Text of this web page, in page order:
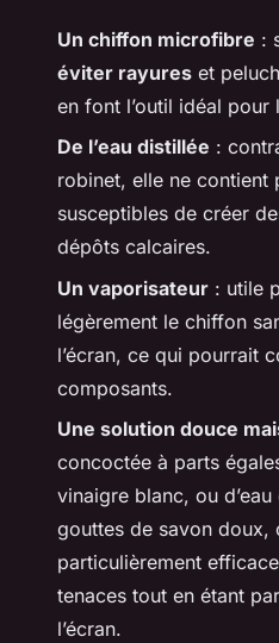
Un chiffon microfibre :
éviter rayures et
en font l’outil idéal pour
De l’eau distillée :
robinet, elle ne contient
susceptibles de créer
dépôts calcaires.
Un vaporisateur : utile
légèrement le chiffon
l’écran, ce qui pourrait
composants.
Une solution douce
concoctée à parts
vinaigre blanc, ou
gouttes de savon doux,
particulièrement
tenaces tout en étant
l’écran.